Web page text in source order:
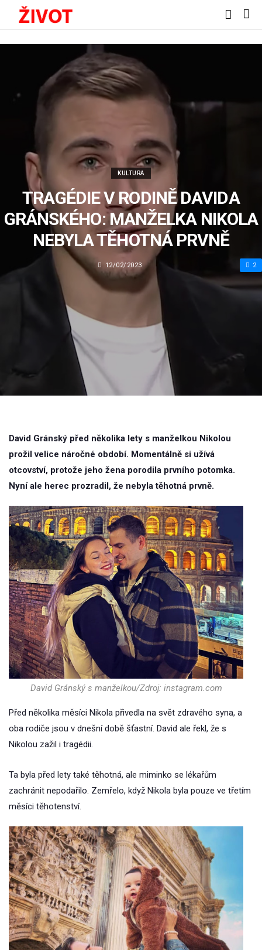
KULTURA
TRAGÉDIE V RODINĚ DAVIDA
GRÁNSKÉHO: MANŽELKA NIKOLA
NEBYLA TĚHOTNÁ PRVNĚ
12/02/2023 2
David Gránský před několika lety s manželkou Nikolou
prožil velice náročné období. Momentálně si užívá
otcovství, protože jeho žena porodila prvního potomka.
Nyní ale herec prozradil, že nebyla těhotná prvně.
David Gránský s manželkou/Zdroj: instagram.com
Před několika měsíci Nikola přivedla na svět zdravého syna, a
oba rodiče jsou v dnešní době šťastní. David ale řekl, že s
Nikolou zažil i tragédii.
Ta byla před lety také těhotná, ale miminko se lékařům
zachránit nepodařilo. Zemřelo, když Nikola byla pouze ve třetím
měsíci těhotenství.